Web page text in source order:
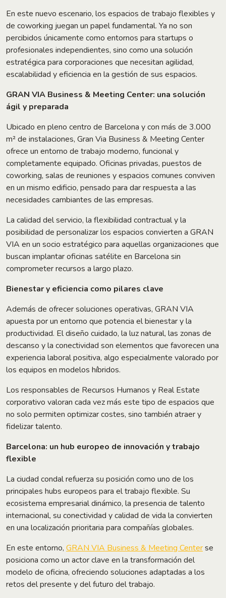
En este nuevo escenario, los espacios de trabajo flexibles y
de coworking juegan un papel fundamental. Ya no son
percibidos únicamente como entornos para startups o
profesionales independientes, sino como una solución
estratégica para corporaciones que necesitan agilidad,
escalabilidad y eficiencia en la gestión de sus espacios.
GRAN VIA Business & Meeting Center: una solución
ágil y preparada
Ubicado en pleno centro de Barcelona y con más de 3.000
m² de instalaciones, Gran Via Business & Meeting Center
ofrece un entorno de trabajo moderno, funcional y
completamente equipado. Oficinas privadas, puestos de
coworking, salas de reuniones y espacios comunes conviven
en un mismo edificio, pensado para dar respuesta a las
necesidades cambiantes de las empresas.
La calidad del servicio, la flexibilidad contractual y la
posibilidad de personalizar los espacios convierten a GRAN
VIA en un socio estratégico para aquellas organizaciones que
buscan implantar oficinas satélite en Barcelona sin
comprometer recursos a largo plazo.
Bienestar y eficiencia como pilares clave
Además de ofrecer soluciones operativas, GRAN VIA
apuesta por un entorno que potencia el bienestar y la
productividad. El diseño cuidado, la luz natural, las zonas de
descanso y la conectividad son elementos que favorecen una
experiencia laboral positiva, algo especialmente valorado por
los equipos en modelos híbridos.
Los responsables de Recursos Humanos y Real Estate
corporativo valoran cada vez más este tipo de espacios que
no solo permiten optimizar costes, sino también atraer y
fidelizar talento.
Barcelona: un hub europeo de innovación y trabajo
flexible
La ciudad condal refuerza su posición como uno de los
principales hubs europeos para el trabajo flexible. Su
ecosistema empresarial dinámico, la presencia de talento
internacional, su conectividad y calidad de vida la convierten
en una localización prioritaria para compañías globales.
En este entorno, GRAN VIA Business & Meeting Centerse
posiciona como un actor clave en la transformación del
modelo de oficina, ofreciendo soluciones adaptadas a los
retos del presente y del futuro del trabajo.